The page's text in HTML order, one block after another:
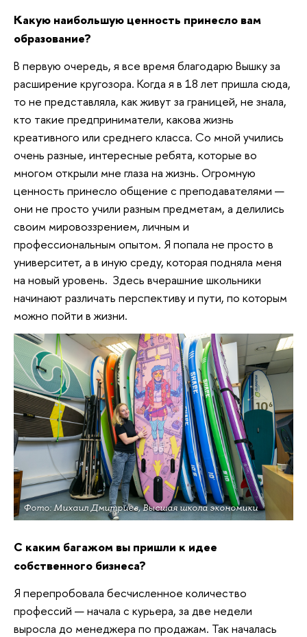
Какую наибольшую ценность принесло вам
образование?
В первую очередь, я все время благодарю Вышку за
расширение кругозора. Когда я в 18 лет пришла сюда,
то не представляла, как живут за границей, не знала,
кто такие предприниматели, какова жизнь
креативного или среднего класса. Со мной учились
очень разные, интересные ребята, которые во
многом открыли мне глаза на жизнь. Огромную
ценность принесло общение с преподавателями —
они не просто учили разным предметам, а делились
своим мировоззрением, личным и
профессиональным опытом. Я попала не просто в
университет, а в иную среду, которая подняла меня
на новый уровень. Здесь вчерашние школьники
начинают различать перспективу и пути, по которым
можно пойти в жизни.
Фото: Михаил Дмитриев, Высшая школа экономики
С каким багажом вы пришли к идее
собственного бизнеса?
Я перепробовала бесчисленное количество
профессий — начала с курьера, за две недели
выросла до менеджера по продажам. Так началась